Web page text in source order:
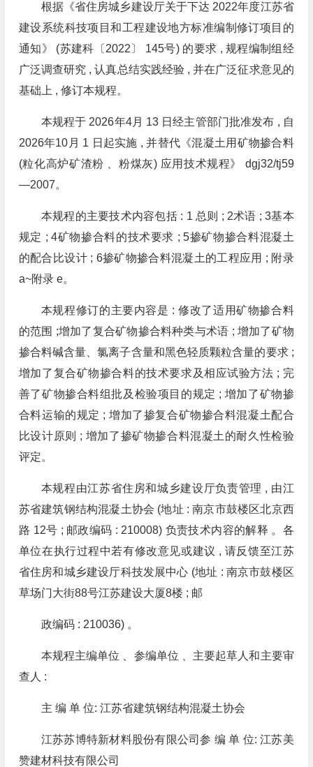
根据《省住房城乡建设厅关于下达 2022年度江苏省
建设系统科技项目和工程建设地方标准编制修订项目的
通知》 (苏建科〔2022〕 145号) 的要求 , 规程编制组经
广泛调查研究 , 认真总结实践经验 , 并在广泛征求意见的
基础上 , 修订本规程。
本规程于 2026年4月 13 日经主管部门批准发布 , 自
2026年10月 1 日起实施 , 并替代《混凝土用矿物掺合料
(粒化高炉矿渣粉 、粉煤灰) 应用技术规程》 dgj32/tj59
—2007。
本规程的主要技术内容包括 : 1 总则 ; 2术语 ; 3基本
规定 ; 4矿物掺合料的技术要求 ; 5掺矿物掺合料混凝土
的配合比设计 ; 6掺矿物掺合料混凝土的工程应用 ; 附录
a~附录 e。
本规程修订的主要内容是 : 修改了适用矿物掺合料
的范围 ;增加了复合矿物掺合料种类与术语 ; 增加了矿物
掺合料碱含量、氯离子含量和黑色轻质颗粒含量的要求 ;
增加了复合矿物掺合料的技术要求及相应试验方法 ; 完
善了矿物掺合料组批及检验项目的规定 ; 增加了矿物掺
合料运输的规定 ; 增加了掺复合矿物掺合料混凝土配合
比设计原则 ; 增加了掺矿物掺合料混凝土的耐久性检验
评定。
本规程由江苏省住房和城乡建设厅负责管理 , 由江
苏省建筑钢结构混凝土协会 (地址 : 南京市鼓楼区北京西
路 12号 ; 邮政编码 : 210008) 负责技术内容的解释 。各
单位在执行过程中若有修改意见或建议 , 请反馈至江苏
省住房和城乡建设厅科技发展中心 (地址 : 南京市鼓楼区
草场门大街88号江苏建设大厦8楼 ; 邮
政编码 : 210036) 。
本规程主编单位 、参编单位 、主要起草人和主要审
查人 :
主 编 单 位: 江苏省建筑钢结构混凝土协会
江苏苏博特新材料股份有限公司参 编 单 位: 江苏美
赞建材科技有限公司